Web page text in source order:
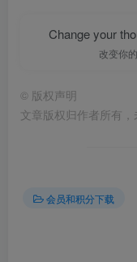
Change your
改变你
© 版权声明
文章版权归作者所有，
会员和积分下载